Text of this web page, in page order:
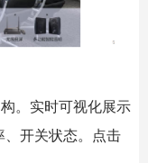
。实时可视化展示
开关状态。点击